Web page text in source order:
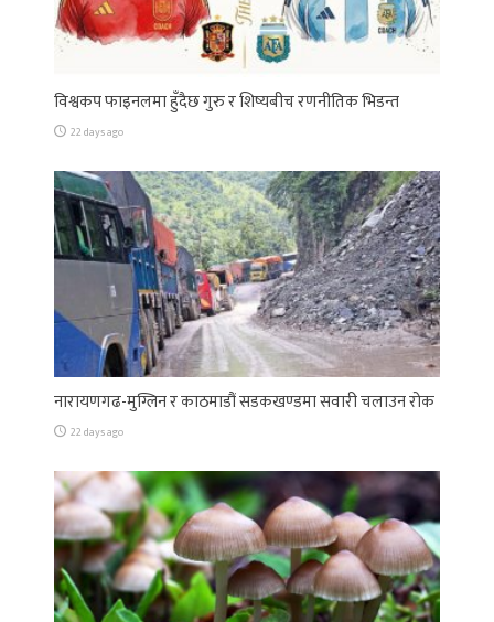
विश्वकप फाइनलमा हुँदैछ गुरु र शिष्यबीच रणनीतिक भिडन्त
22 days ago
नारायणगढ-मुग्लिन र काठमाडौं सडकखण्डमा सवारी चलाउन रोक
22 days ago